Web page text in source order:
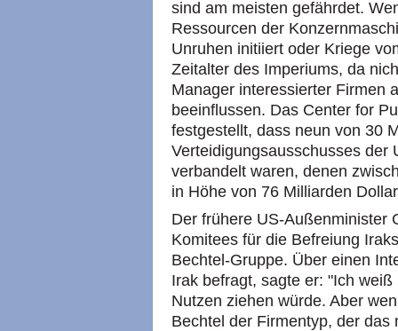
sind am meisten gefährdet.
Ressourcen der
Unruhen initiiert oder Kriege
Zeitalter des Imperiums, da
Manager interessierter Firmen
beeinflussen. Das Center for
festgestellt, dass neun von 30
Verteidigungsausschusses der
verbandelt waren, denen
in Höhe von 76 Milliarden
Der frühere US-Außenminister
Komitees für die Befreiung
Bechtel-Gruppe. Über einen
Irak befragt, sagte er: "Ich
Nutzen ziehen würde. Aber
Bechtel der Firmentyp, der